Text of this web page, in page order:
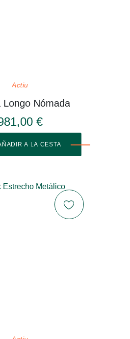
Actiu
Longo Nómada
€
A LA CESTA